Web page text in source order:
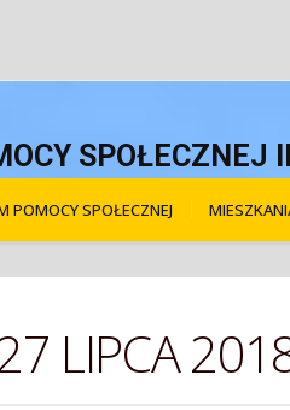
SPOŁECZNEJ
POMOCY SPOŁECZNEJ
LIPCA